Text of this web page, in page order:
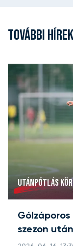
TOVÁBBI HÍREK
UTÁNPÓTLÁS
szezon